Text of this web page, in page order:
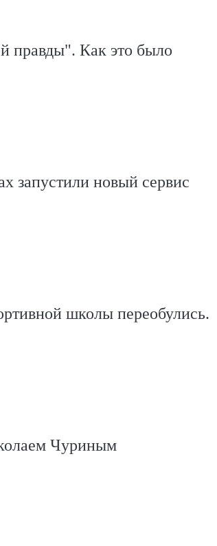
правды". Как это было
запустили новый сервис
школы переобулись.
Чуриным